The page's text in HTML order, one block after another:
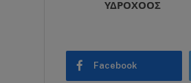
ΥΔΡΟΧΌΟΣ
Facebook